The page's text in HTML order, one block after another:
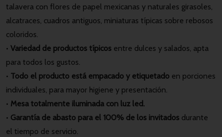
talavera con flores de papel mexicanas y naturales girasoles,
alcatraces, cuadros antiguos, miniaturas típicas sobre rebosos
coloridos.
• Variedad de productos típicos entre dulces y salados, apta
para todos los gustos.
• Todo el producto está empacado y etiquetado en porciones
individuales, para mayor higiene y presentación.
• Mesa totalmente iluminada con luz led.
• Garantía de abasto para el 100% de los invitados durante
el tiempo de servicio.